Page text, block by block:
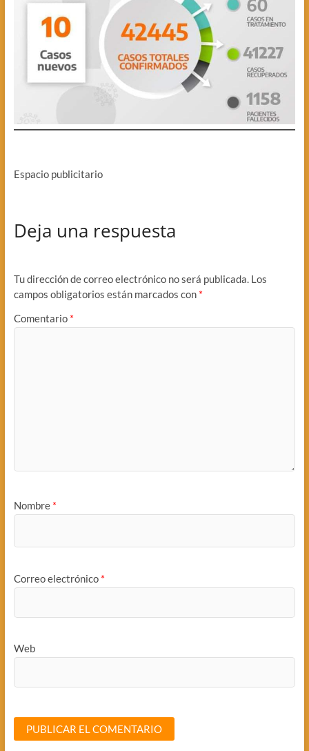
Espacio publicitario
Deja una respuesta
Tu dirección de correo electrónico no será publicada. Los
campos obligatorios están marcados con *
Comentario *
Nombre *
Correo electrónico *
Web